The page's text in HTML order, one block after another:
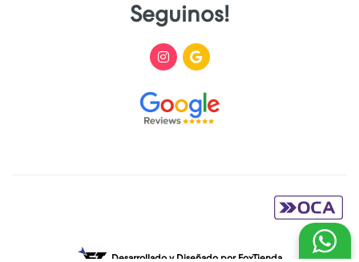
Seguinos!
Desarrollado y Diseñado por FoxTienda